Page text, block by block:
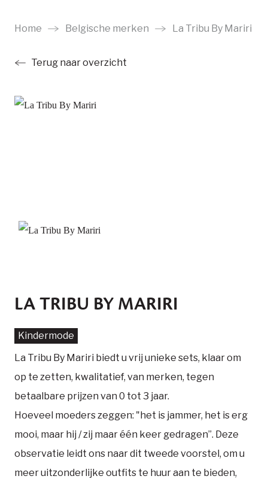
naar
contentTerug naar overzicht
Home Belgische merken La Tribu By Mariri
LA TRIBU BY MARIRI
Kindermode
La Tribu By Mariri biedt u vrij unieke sets, klaar om
op te zetten, kwalitatief, van merken, tegen
betaalbare prijzen van 0 tot 3 jaar.
Hoeveel moeders zeggen: "het is jammer, het is erg
mooi, maar hij / zij maar één keer gedragen”. Deze
observatie leidt ons naar dit tweede voorstel, om u
meer uitzonderlijke outfits te huur aan te bieden,